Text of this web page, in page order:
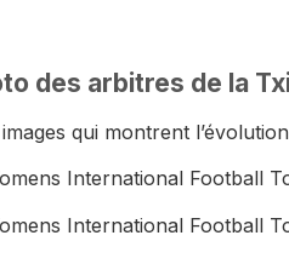
des arbitres de la
qui montrent
International Football
International Football